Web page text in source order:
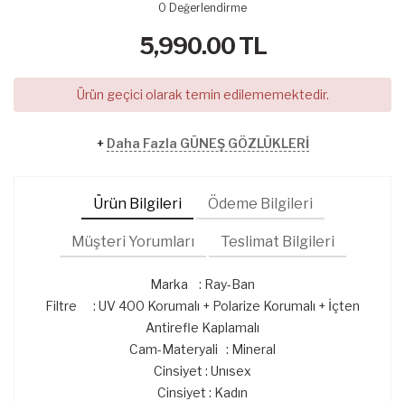
0 Değerlendirme
5,990.00TL
Ürün geçici olarak temin edilememektedir.
+ Daha Fazla GÜNEŞ GÖZLÜKLERİ
Ürün Bilgileri Ödeme Bilgileri
Müşteri Yorumları Teslimat Bilgileri
Marka : Ray-Ban
Filtre : UV 400 Korumalı + Polarize Korumalı + İçten
Antirefle Kaplamalı
Cam-Materyali : Mineral
Cinsiyet : Unısex
Cinsiyet : Kadın